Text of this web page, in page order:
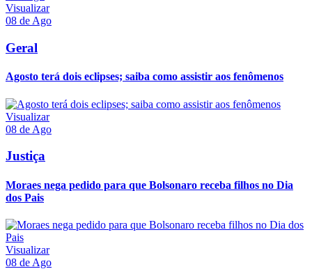
Visualizar
08 de Ago
Geral
Agosto terá dois eclipses; saiba como assistir aos fenômenos
Visualizar
08 de Ago
Justiça
Moraes nega pedido para que Bolsonaro receba filhos no Dia
dos Pais
Visualizar
08 de Ago